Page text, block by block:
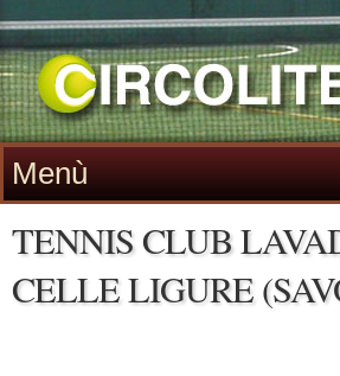
Menù
TENNIS CLUB
CELLE LIGURE